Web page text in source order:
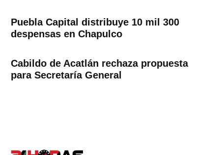
Puebla Capital distribuye 10 mil 300
despensas en Chapulco
Cabildo de Acatlán rechaza propuesta
para Secretaría General